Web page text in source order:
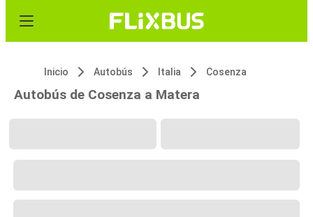
Inicio Autobús Italia Cosenza
Autobús de Cosenza a Matera